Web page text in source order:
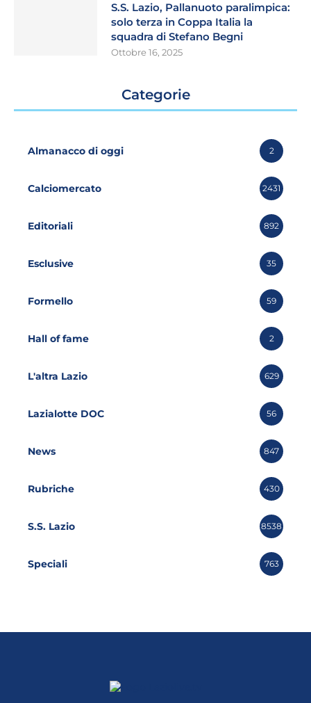
S.S. Lazio, Pallanuoto paralimpica:
solo terza in Coppa Italia la
squadra di Stefano Begni
Ottobre 16, 2025
Categorie
Almanacco di oggi 2
Calciomercato 2431
Editoriali 892
Esclusive 35
Formello 59
Hall of fame 2
L'altra Lazio 629
Lazialotte DOC 56
News 847
Rubriche 430
S.S. Lazio 8538
Speciali 763